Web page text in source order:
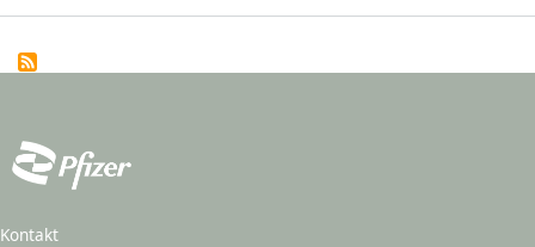
Kontakt